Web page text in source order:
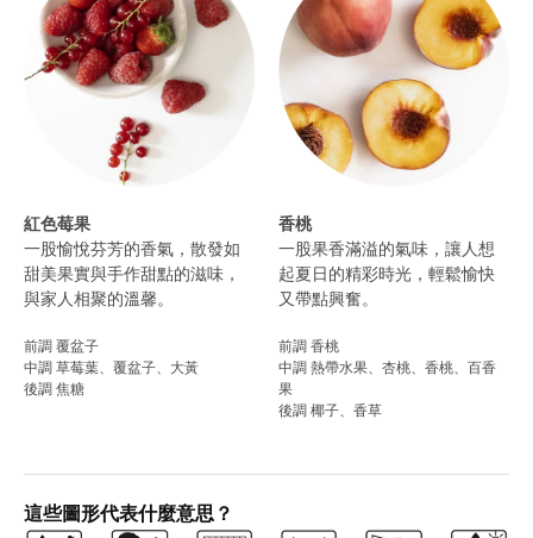
紅色莓果
一股愉悅芬芳的香氣，散發如
甜美果實與手作甜點的滋味，
與家人相聚的溫馨。
前調 覆盆子
中調 草莓葉、覆盆子、大黃
後調 焦糖
香桃
一股果香滿溢的氣味，讓人想
起夏日的精彩時光，輕鬆愉快
又帶點興奮。
前調 香桃
中調 熱帶水果、杏桃、香桃、百香
果
後調 椰子、香草
這些圖形代表什麼意思？